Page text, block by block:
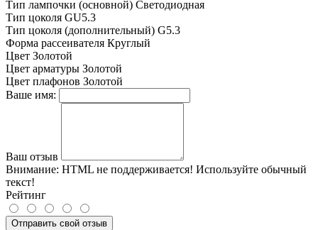
Тип лампочки (основной) Светодиодная
Тип цоколя GU5.3
Тип цоколя (дополнительный) G5.3
Форма рассеивателя Круглый
Цвет Золотой
Цвет арматуры Золотой
Цвет плафонов Золотой
Ваше имя:
Ваш отзыв
Внимание: HTML не поддерживается! Используйте обычный
текст!
Рейтинг
Отправить свой отзыв